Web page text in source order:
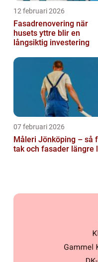
12 februari 2026
Fasadrenovering när
husets yttre blir en
långsiktig investering
07 februari 2026
Måleri Jönköping – så
tak och fasader längre